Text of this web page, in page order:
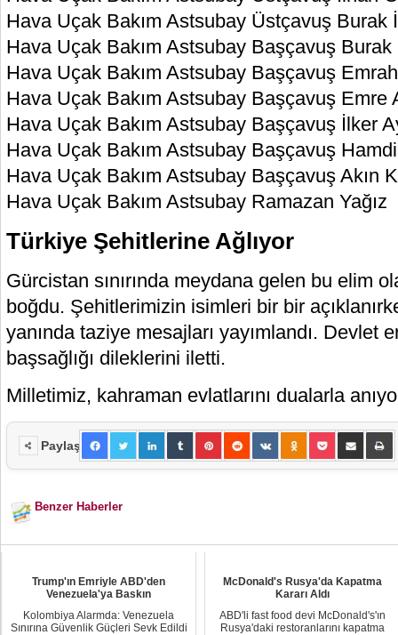
Hava Uçak Bakım Astsubay Üstçavuş Burak
Hava Uçak Bakım Astsubay Başçavuş Burak
Hava Uçak Bakım Astsubay Başçavuş
Hava Uçak Bakım Astsubay Başçavuş Emre
Hava Uçak Bakım Astsubay Başçavuş İlker
Hava Uçak Bakım Astsubay Başçavuş
Hava Uçak Bakım Astsubay Başçavuş Akın
Hava Uçak Bakım Astsubay Ramazan Yağız
Türkiye Şehitlerine Ağlıyor
Gürcistan sınırında meydana gelen bu elim
boğdu. Şehitlerimizin isimleri bir bir
yanında taziye mesajları yayımlandı. Devlet
başsağlığı dileklerini iletti.
Milletimiz, kahraman evlatlarını dualarla
Paylaş
Benzer Haberler
Trump'ın Emriyle ABD'den
Venezuela'ya Baskın
Kolombiya Alarmda: Venezuela
Sınırına Güvenlik Güçleri Sevk Edildi
McDonald's Rusya'da Kapatma
Kararı Aldı
ABD'li fast food devi McDonald's'ın
Rusya'daki restoranlarını kapatma